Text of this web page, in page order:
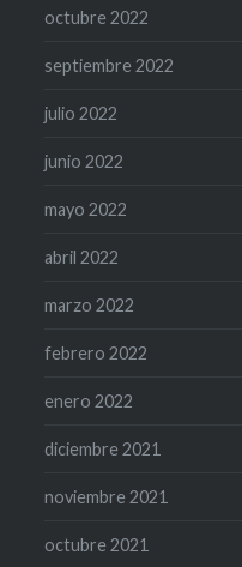
octubre 2022
septiembre 2022
julio 2022
junio 2022
mayo 2022
abril 2022
marzo 2022
febrero 2022
enero 2022
diciembre 2021
noviembre 2021
octubre 2021